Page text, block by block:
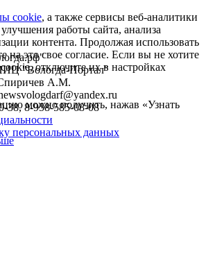
"Вологда-Портал"
А.М.
38, 8-958-585-08-08
персональных данных
cookie, а также сервисы веб-аналитики
работы сайта, анализа
контента. Продолжая использовать
на это свое согласие. Если вы не хотите
отключите их в настройках
можно получить, нажав «Узнать